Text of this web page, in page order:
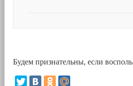
Будем признательны, если